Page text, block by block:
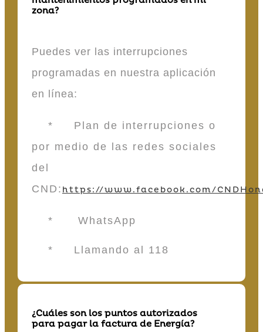
zona?
Puedes ver las interrupciones
programadas en nuestra aplicación
en línea:
* Plan de interrupciones o
por medio de las redes sociales
del
CND: https://www.facebook.com/
* WhatsApp
* Llamando al 118
¿Cuáles son los puntos autorizados
para pagar la factura de Energía?